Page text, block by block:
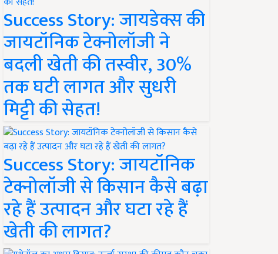
Success Story: जायडेक्स की
जायटॉनिक टेक्नोलॉजी ने
बदली खेती की तस्वीर, 30%
तक घटी लागत और सुधरी
मिट्टी की सेहत!
Success Story: जायटॉनिक
टेक्नोलॉजी से किसान कैसे बढ़ा
रहे हैं उत्पादन और घटा रहे हैं
खेती की लागत?